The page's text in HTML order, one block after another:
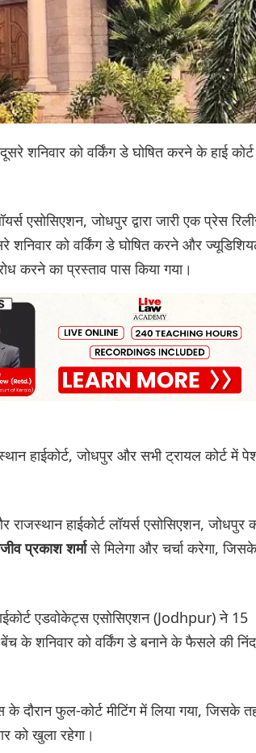
शनिवार को वर्किंग डे घोषित करने के हाई
एसोसिएशन, जोधपुर द्वारा जारी एक प्रेस
को वर्किंग डे घोषित करने और
करने का प्रस्ताव पास किया गया।
हाईकोर्ट, जोधपुर और सभी ट्रायल कोर्ट में
हाईकोर्ट लॉयर्स एसोसिएशन, जोधपुर
प्रकाश शर्मासे मिलेगा और चर्चा करेगा, जिसके
एडवोकेट्स एसोसिएशन (Jodhpur) ने 15
के शनिवार को वर्किंग डे बनाने के फैसले की
दौरान फुल-कोर्ट मीटिंग में लिया गया, जिसके
को खुला रहेगा।